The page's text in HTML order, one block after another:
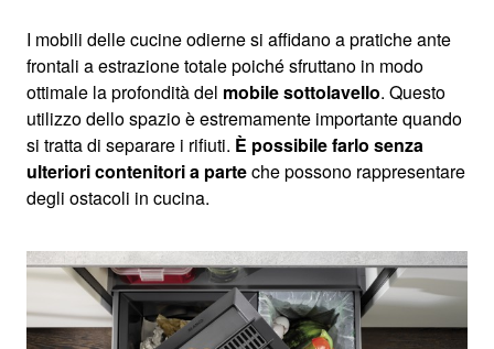
I mobili delle cucine odierne si affidano a pratiche ante
frontali a estrazione totale poiché sfruttano in modo
ottimale la profondità del mobile sottolavello. Questo
utilizzo dello spazio è estremamente importante quando
si tratta di separare i rifiuti. È possibile farlo senza
ulteriori contenitori a parteche possono rappresentare
degli ostacoli in cucina.